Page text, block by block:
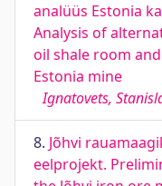
analüüs Estonia
Analysis of
oil shale room
Estonia mine
Ignatovets,
8. Jõhvi
eelprojekt.